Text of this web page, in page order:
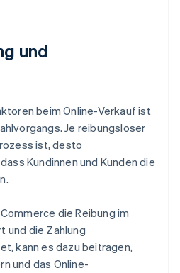
und
beim Online-Verkauf ist
Je reibungsloser
ist, desto
Kundinnen und Kunden die
die Reibung im
und die Zahlung
kann es dazu beitragen,
und das Online-